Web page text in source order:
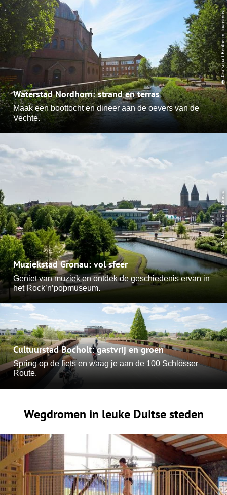
Waterstad Nordhorn: strand en terras
Maak een boottocht en dineer aan de oevers van de
Vechte.
© Grafschaft Bentheim Tourismus
Muziekstad Gronau: vol sfeer
Geniet van muziek en ontdek de geschiedenis ervan in
het Rock’n’popmuseum.
© Stadtmarketing Gronau
Cultuurstad Bocholt: gastvrij en groen
Spring op de fiets en waag je aan de 100 Schlösser
Route.
Wegdromen in leuke Duitse steden